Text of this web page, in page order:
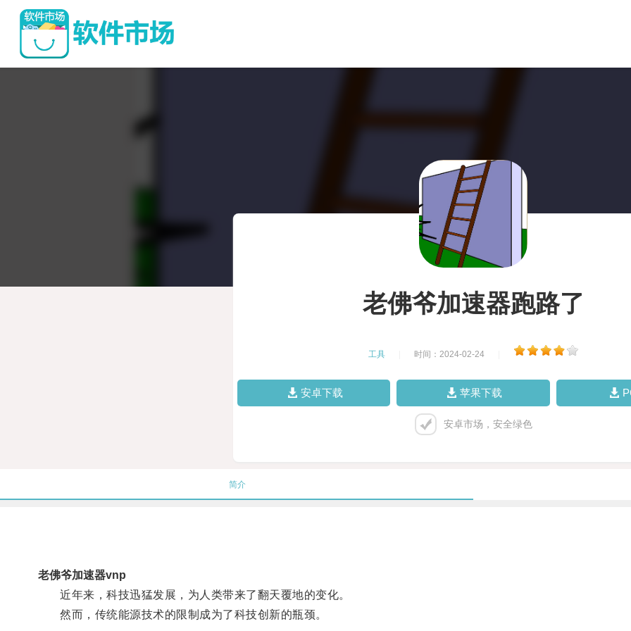
老佛爷加速器跑路了
工具 时间：2024-02-24
安卓下载 苹果下载
安卓市场，安全绿色
简介
老佛爷加速器vnp
近年来，科技迅猛发展，为人类带来了翻天覆地的变化。
然而，传统能源技术的限制成为了科技创新的瓶颈。